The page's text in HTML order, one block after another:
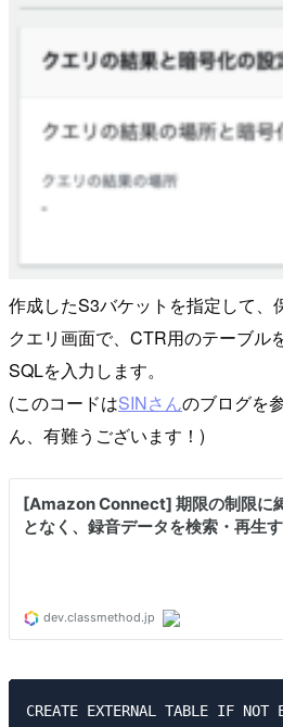
作成したS3バケットを指定して、
クエリ画面で、CTR用のテーブル
SQLを入力します。
(このコードはSINさんのブログを
ん、有難うございます！)
CREATE EXTERNAL TABLE IF